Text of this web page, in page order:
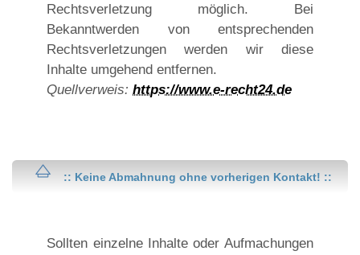
Rechtsverletzung möglich. Bei
Bekanntwerden von entsprechenden
Rechtsverletzungen werden wir diese
Inhalte umgehend entfernen.
Quellverweis:https://www.e-recht24.de
:: Keine Abmahnung ohne vorherigen Kontakt! ::
Sollten einzelne Inhalte oder Aufmachungen